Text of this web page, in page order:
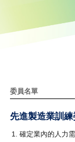
委員名單
先進製造業訓
確定業內的人力